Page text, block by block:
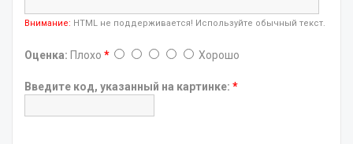
Внимание: HTML не поддерживается! Используйте обычный текст.
Оценка: Плохо * Хорошо
Введите код, указанный на картинке: *